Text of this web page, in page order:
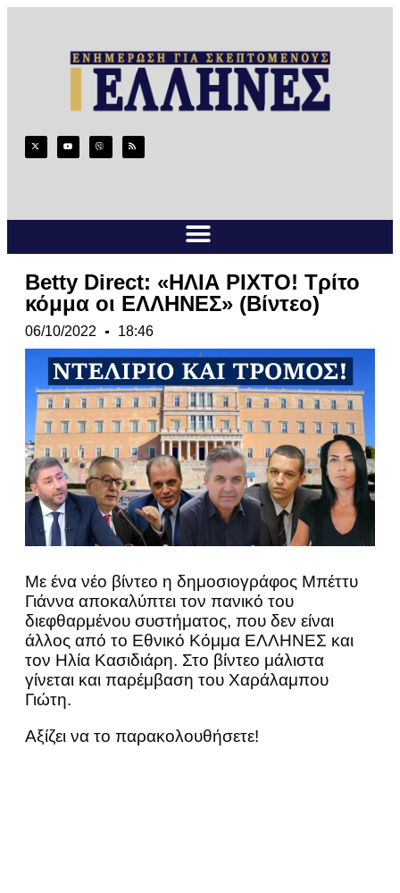
Betty Direct: «ΗΛΙΑ ΡΙΧΤΟ! Τρίτο
κόμμα οι ΕΛΛΗΝΕΣ» (Βίντεο)
06/10/2022 18:46
Με ένα νέο βίντεο η δημοσιογράφος Μπέττυ
Γιάννα αποκαλύπτει τον πανικό του
διεφθαρμένου συστήματος, που δεν είναι
άλλος από το Εθνικό Κόμμα ΕΛΛΗΝΕΣ και
τον Ηλία Κασιδιάρη. Στο βίντεο μάλιστα
γίνεται και παρέμβαση του Χαράλαμπου
Γιώτη.
Αξίζει να το παρακολουθήσετε!